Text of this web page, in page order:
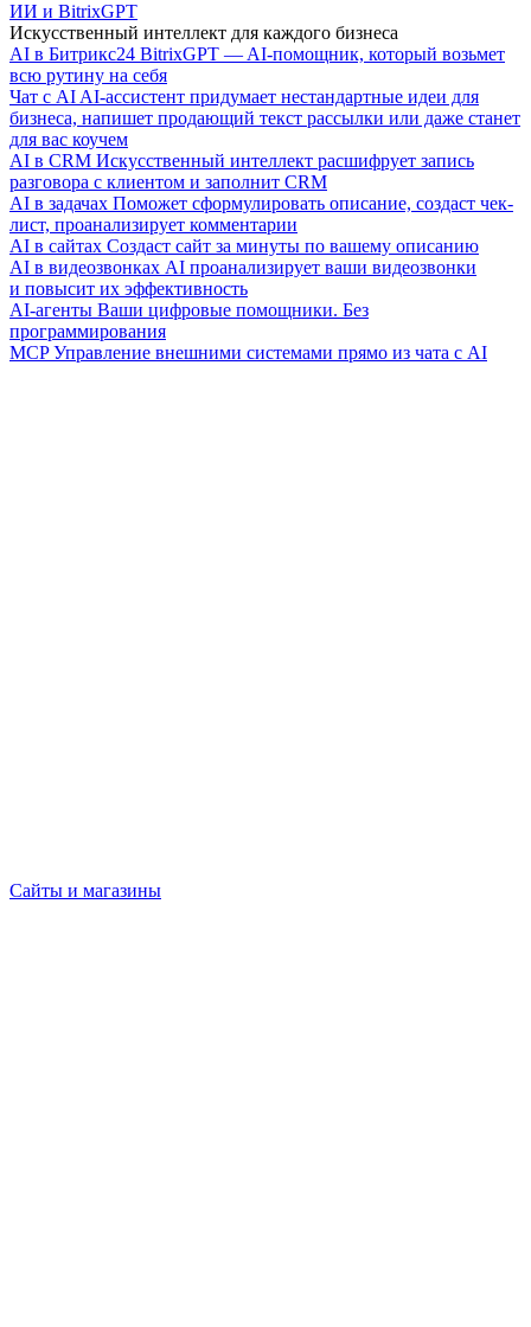
ИИ и BitrixGPT
Искусственный интеллект для каждого бизнеса
AI в Битрикс24 BitrixGPT — AI-помощник, который возьмет
всю рутину на себя
Чат с AI AI-ассистент придумает нестандартные идеи для
бизнеса, напишет продающий текст рассылки или даже станет
для вас коучем
AI в CRM Искусственный интеллект расшифрует запись
разговора с клиентом и заполнит CRM
AI в задачах Поможет сформулировать описание, создаст чек-
лист, проанализирует комментарии
AI в сайтах Создаст сайт за минуты по вашему описанию
AI в видеозвонках AI проанализирует ваши видеозвонки
и повысит их эффективность
AI-агенты Ваши цифровые помощники. Без
программирования
MCP Управление внешними системами прямо из чата с AI
Сайты и магазины